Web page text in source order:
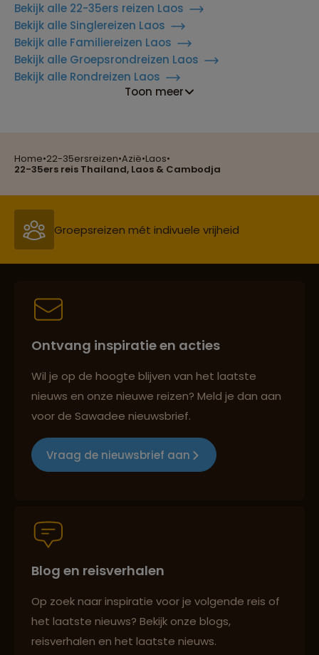
Home•22-35ersreizen•Azië•Laos•
22-35ers reis Thailand, Laos & Cambodja
Bekijk alle 22-35ers reizen Laos
Bekijk alle Singlereizen Laos
Bekijk alle Familiereizen Laos
Bekijk alle Groepsrondreizen Laos
Bekijk alle Rondreizen Laos
Toon meer
Reizen met oog voor mens, cultuur en milieu
Groepsreizen mét indivuele vrijheid
Persoonlijk en deskundig reisadvies
Best beoordeelde reisroutes
Groepsreizen mét indivuele vrijheid
Best beoordeelde reisroutes
Reizen met oog voor mens, cultuur en milieu
Ontvang inspiratie en acties
Wil je op de hoogte blijven van het laatste
nieuws en onze nieuwe reizen? Meld je dan aan
voor de Sawadee nieuwsbrief.
Vraag de nieuwsbrief aan
Blog en reisverhalen
Op zoek naar inspiratie voor je volgende reis of
het laatste nieuws? Bekijk onze blogs,
reisverhalen en het laatste nieuws.